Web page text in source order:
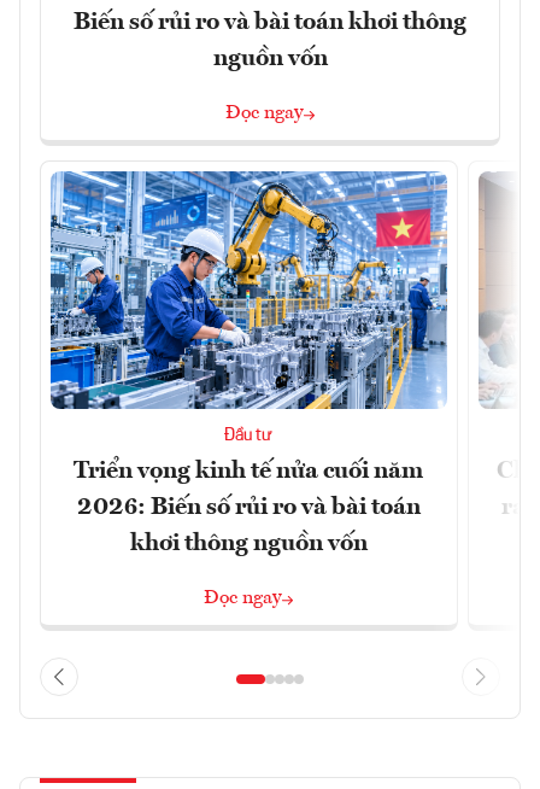
Biến số rủi ro và bài toán khơi thông
nguồn vốn
Đọc ngay
Đầu tư
Triển vọng kinh tế nửa cuối năm
2026: Biến số rủi ro và bài toán
khơi thông nguồn vốn
Đọc ngay
ra